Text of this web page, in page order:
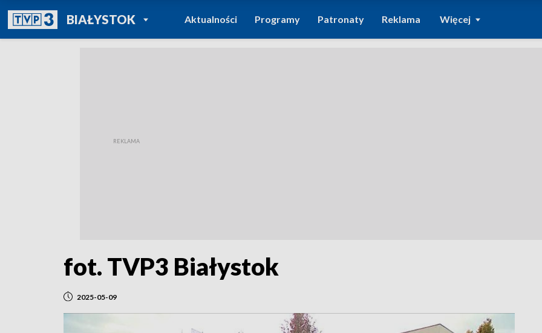
BIAŁYSTOKPOWRÓT DO
TVP REGIONY
Aktualności Programy Patronaty Reklama Więcej
fot. TVP3 Białystok
2025-05-09